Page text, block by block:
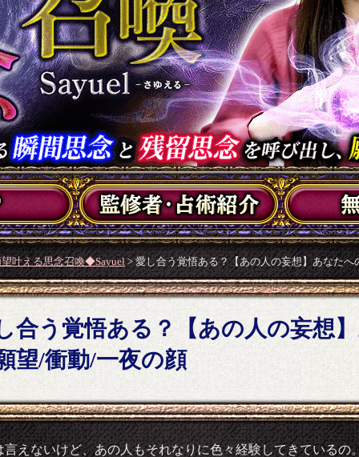
望叶える思念召喚◆Sayuel> 愛し合う覚悟ある？【あの人の妄想】あなたへ
合う覚悟ある？【あの人の妄想
望/衝動/一夜の顔
えないけど、あの人もそれなりに色々経験してきているの